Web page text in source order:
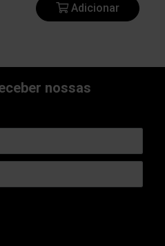
Adicionar
nossas